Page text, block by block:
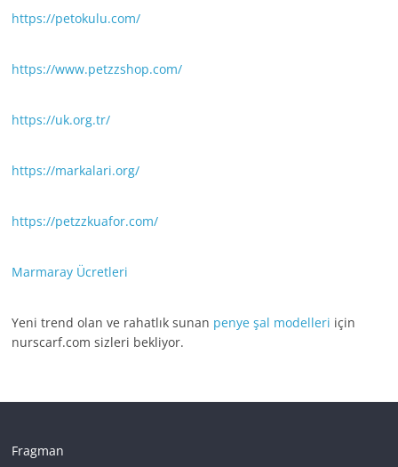
https://petokulu.com/
https://www.petzzshop.com/
https://uk.org.tr/
https://markalari.org/
https://petzzkuafor.com/
Marmaray Ücretleri
Yeni trend olan ve rahatlık sunan penye şal modelleri için
nurscarf.com sizleri bekliyor.
Fragman